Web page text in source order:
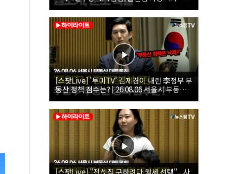
26.08.06 개혁신당 보완수사권 폐지 토론회
[스팟Live] '투미TV' 김제경이 내린 李정부 부
동산 정책 점수는? | 26.08.06 서울시 부동산
대토론회
[스팟Live] "전셋집 구하려다 월세 선택"...사